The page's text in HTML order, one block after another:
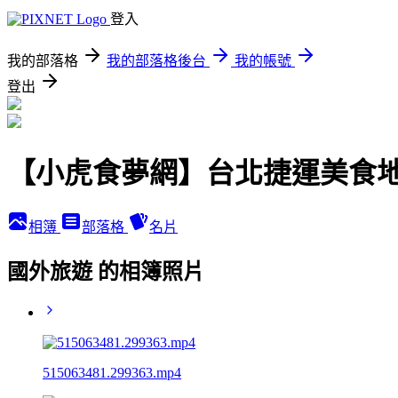
登入
我的部落格 我的部落格後台
我的帳號
登出
【小虎食夢網】台北捷運美食
相簿 部落格 名片
國外旅遊 的相簿照片
515063481.299363.mp4